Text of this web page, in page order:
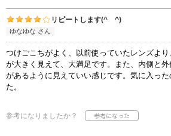
リピートします(^ ^)
ゆなゆな さん
つけごこちがよく、以前使っていたレンズよ
が大きく見えて、大満足です。また、内側と
があるように見えていい感じです。気に入っ
た。
参考になりましたか？